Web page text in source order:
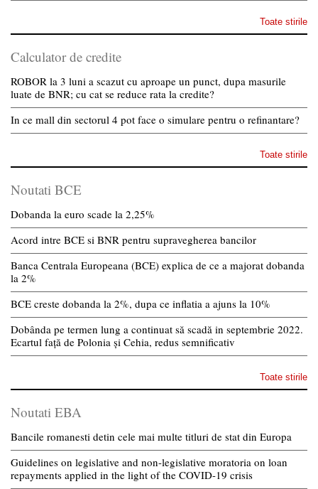
Toate stirile
Calculator de credite
ROBOR la 3 luni a scazut cu aproape un punct, dupa masurile
luate de BNR; cu cat se reduce rata la credite?
In ce mall din sectorul 4 pot face o simulare pentru o refinantare?
Toate stirile
Noutati BCE
Dobanda la euro scade la 2,25%
Acord intre BCE si BNR pentru supravegherea bancilor
Banca Centrala Europeana (BCE) explica de ce a majorat dobanda
la 2%
BCE creste dobanda la 2%, dupa ce inflatia a ajuns la 10%
Dobânda pe termen lung a continuat să scadă in septembrie 2022.
Ecartul față de Polonia și Cehia, redus semnificativ
Toate stirile
Noutati EBA
Bancile romanesti detin cele mai multe titluri de stat din Europa
Guidelines on legislative and non-legislative moratoria on loan
repayments applied in the light of the COVID-19 crisis